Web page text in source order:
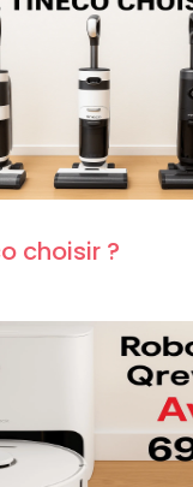
choisir ?